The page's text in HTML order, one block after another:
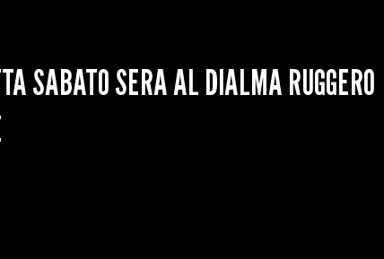
SABATO SERA AL DIALMA RUGGERO